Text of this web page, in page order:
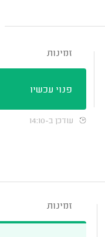
זמינות
פנוי עכשיו
עודכן ב-14:10
זמינות